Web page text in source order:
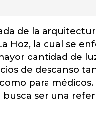
de la
Hoz, la cual se
cantidad de
de descanso
para médicos.
busca ser una